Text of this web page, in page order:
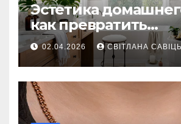
Эстетика
как превратить
ежедневную
ритуал
02.04.2026 СВІТЛАНА